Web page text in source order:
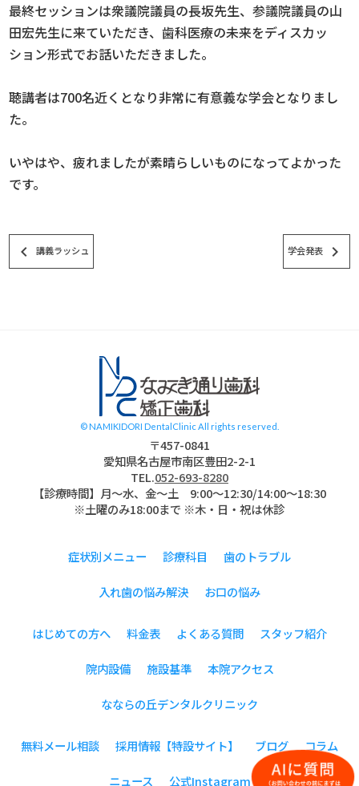
最終セッションは衆議院議員の長坂先生、参議院議員の山
田宏先生に来ていただき、歯科医療の未来をディスカッ
ション形式でお話いただきました。
聴講者は700名近くとなり非常に有意義な学会となりまし
た。
いやはや、疲れましたが素晴らしいものになってよかった
です。
keyboard_arrow_left 講義ラッシュ 学会発表 keyboard_arrow_right
© NAMIKIDORI DentalClinic All rights reserved.
〒457-0841
愛知県名古屋市南区豊田2-2-1
TEL.052-693-8280
【診療時間】月〜水、金～土 9:00〜12:30/14:00～18:30
※土曜のみ18:00まで ※木・日・祝は休診
症状別メニュー 診療科目 歯のトラブル
入れ歯の悩み解決 お口の悩み
はじめての方へ 料金表 よくある質問 スタッフ紹介
院内設備 施設基準 本院アクセス
なならの丘デンタルクリニック
無料メール相談 採用情報【特設サイト】 ブログ コラム
ニュース 公式Instagram